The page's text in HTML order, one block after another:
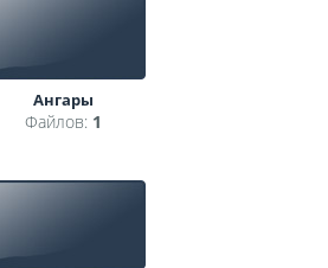
Ангары
Файлов: 1